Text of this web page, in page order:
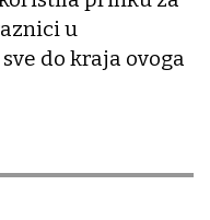
u
do kraja ovoga